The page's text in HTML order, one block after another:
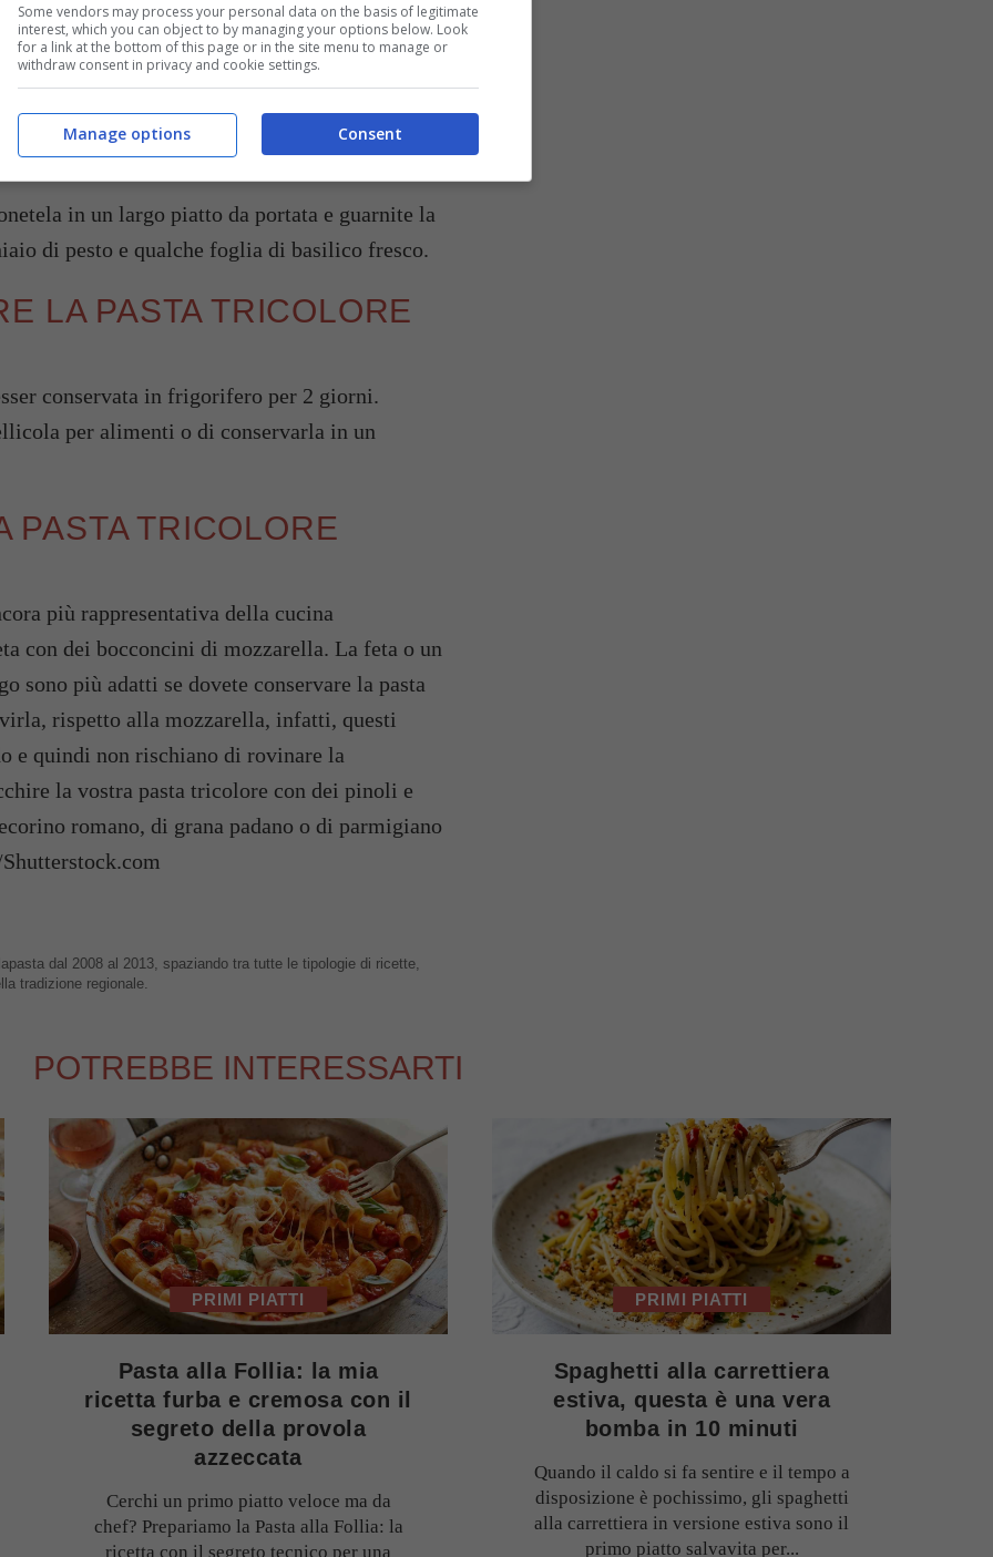
conditela con il pesto, mescolando bene
feta. Salate e pepate e mescolate tutti gli
al fresco.
in un largo piatto da portata e guarnite la
di pesto e qualche foglia di basilico fresco.
LA PASTA TRICOLORE
conservata in frigorifero per 2 giorni.
per alimenti o di conservarla in un
PASTA TRICOLORE
più rappresentativa della cucina
con dei bocconcini di mozzarella. La feta o un
sono più adatti se dovete conservare la pasta
rispetto alla mozzarella, infatti, questi
e quindi non rischiano di rovinare la
la vostra pasta tricolore con dei pinoli e
romano, di grana padano o di parmigiano
dal 2008 al 2013, spaziando tra tutte le tipologie di ricette,
tradizione regionale.
POTREBBE INTERESSARTI
PRIMI PIATTI
Pasta alla Follia: la mia
ricetta furba e cremosa con il
segreto della provola
azzeccata
Cerchi un primo piatto veloce ma da
chef? Prepariamo la Pasta alla Follia: la
ricetta con il segreto tecnico per una
PRIMI PIATTI
Spaghetti alla carrettiera
estiva, questa è una vera
bomba in 10 minuti
Quando il caldo si fa sentire e il tempo a
disposizione è pochissimo, gli spaghetti
alla carrettiera in versione estiva sono il
primo piatto salvavita per...
Some vendors may process your personal data on the basis of legitimate
interest, which you can object to by managing your options below. Look
for a link at the bottom of this page or in the site menu to manage or
withdraw consent in privacy and cookie settings.
Consent
Manage options